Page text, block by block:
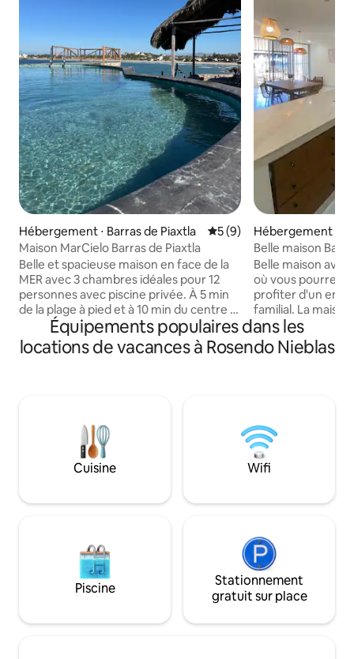
Hébergement ⋅ Barras de Piaxtla Évaluation moyenne sur
5 (9)
Maison MarCielo Barras de Piaxtla
Belle et spacieuse maison en face de la
MER avec 3 chambres idéales pour 12
personnes avec piscine privée. À 5 min
de la plage à pied et à 10 min du centre à
pied. Entièrement réfrigérée, 2 étages,
4 salles de bains complètes, salon avec
télévision intelligente, salle à manger
bonne couverture téléphonique dans la
région, nous avons le wi-fi) parking privé.
Hébergement ⋅
Belle maison
Belle maison
où vous pourrez
profiter d'un
familial. La
chambres
propre salle de
rend le séjour
disposons d'un
barbecue,
accès à la plage.
Équipements populaires dans les
locations de vacances à Rosendo Nieblas
Cuisine Wifi
Piscine
Stationnement
gratuit sur place